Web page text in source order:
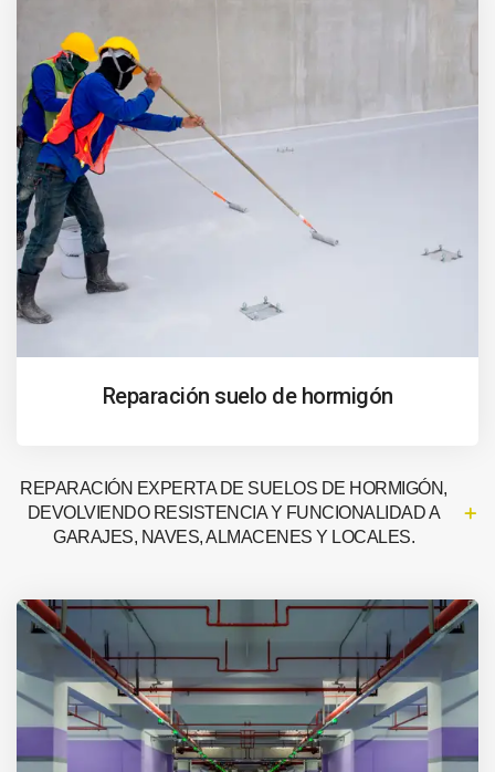
Reparación suelo de hormigón
REPARACIÓN EXPERTA DE SUELOS DE HORMIGÓN,
DEVOLVIENDO RESISTENCIA Y FUNCIONALIDAD A
GARAJES, NAVES, ALMACENES Y LOCALES.